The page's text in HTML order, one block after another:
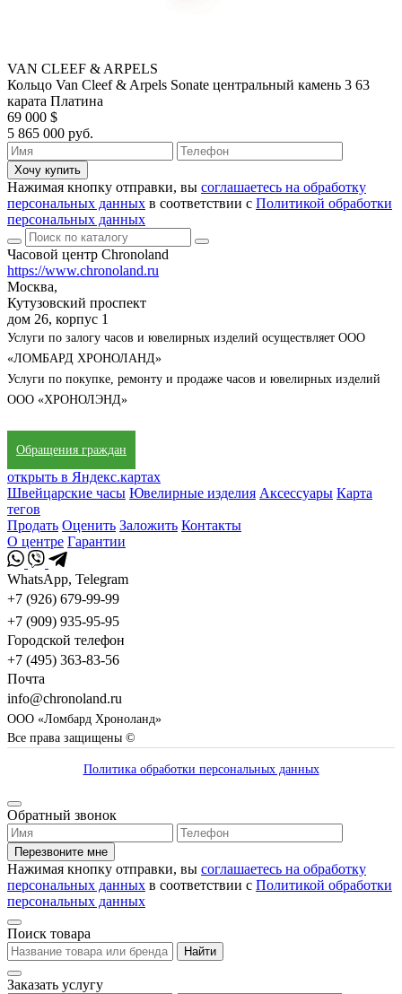
VAN CLEEF & ARPELS
Кольцо Van Cleef & Arpels Sonate центральный камень 3 63
карата Платина
69 000 $
5 865 000 руб.
Хочу купить
Нажимая кнопку отправки, вы соглашаетесь на обработку
персональных данных в соответствии с Политикой обработки
персональных данных
Часовой центр Chronoland
https://www.chronoland.ru
Москва,
Кутузовский проспект
дом 26, корпус 1
Услуги по залогу часов и ювелирных изделий осуществляет ООО
«ЛОМБАРД ХРОНОЛАНД»
Услуги по покупке, ремонту и продаже часов и ювелирных изделий
ООО «ХРОНОЛЭНД»
Обращения граждан
открыть в Яндекс.картах
Швейцарские часы Ювелирные изделия Аксессуары Карта
тегов
Продать Оценить Заложить Контакты
О центре Гарантии
WhatsApp, Telegram
+7 (926) 679-99-99
+7 (909) 935-95-95
Городской телефон
+7 (495) 363-83-56
Почта
info@chronoland.ru
ООО «Ломбард Хроноланд»
Все права защищены ©
Политика обработки персональных данных
Обратный звонок
Перезвоните мне
Нажимая кнопку отправки, вы соглашаетесь на обработку
персональных данных в соответствии с Политикой обработки
персональных данных
Поиск товара
Найти
Заказать услугу